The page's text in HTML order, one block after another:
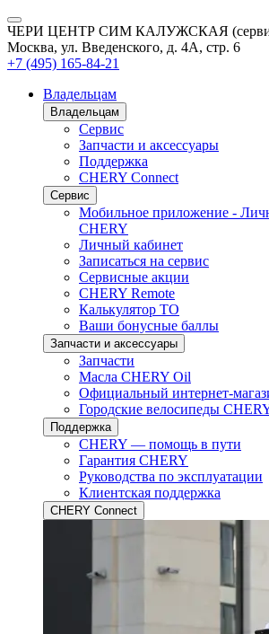
ЧЕРИ ЦЕНТР СИМ КАЛУЖСКАЯ
Москва, ул. Введенского, д. 4А, стр. 6
+7 (495) 165-84-21
Владельцам
Владельцам
Сервис
Запчасти и аксессуары
Поддержка
CHERY Connect
Сервис
Мобильное приложение -
CHERY
Личный кабинет
Записаться на сервис
Сервисные акции
CHERY Remote
Калькулятор ТО
Ваши бонусные баллы
Запчасти и аксессуары
Запчасти
Масла CHERY Oil
Официальный интернет-
Городские велосипеды
Поддержка
CHERY — помощь в пути
Гарантия CHERY
Руководства по эксплуатации
Клиентская поддержка
CHERY Connect